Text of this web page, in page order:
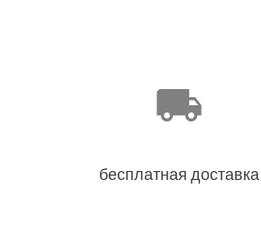
бесплатная доставка